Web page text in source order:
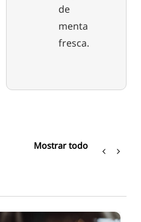
de
menta
fresca.
Mostrar todo